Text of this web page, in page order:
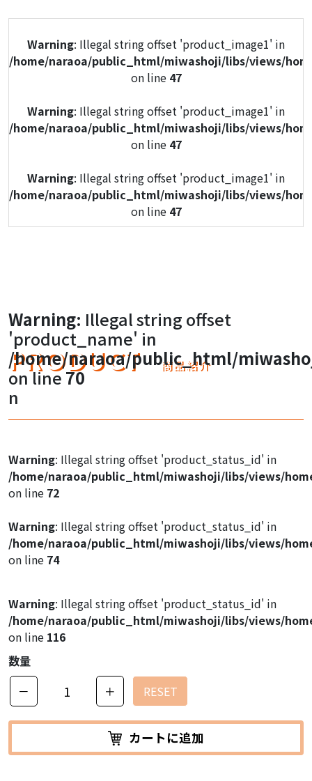
PRODUCT 商品紹介
Warning: Illegal string offset 'product_image1' in
/home/naraoa/public_html/miwashoji/libs/views/
on line 47
Warning: Illegal string offset 'product_image1' in
/home/naraoa/public_html/miwashoji/libs/views/
on line 47
Warning: Illegal string offset 'product_image1' in
/home/naraoa/public_html/miwashoji/libs/views/
on line 47
Warning
: Illegal string offset 'product_image1' in
/home/naraoa/public_html/miwashoji/libs/views/
on line
Warning: Illegal string offset 'product_image1' in
/home/naraoa/public_html/miwashoji/libs/views/
/home/naraoa/public_html/miwashoji/libs/views/
on line47
/home/naraoa/public_html/miwashoji/libs/views/
on line47
Warning: Illegal string offset
'product_name' in
/home/naraoa/public_html/
on line70
n
Warning: Illegal string offset 'product_status_id' in
/home/naraoa/public_html/miwashoji/libs/views/
on line 72
Warning: Illegal string offset 'product_status_id' in
/home/naraoa/public_html/miwashoji/libs/views/
on line 74
Warning: Illegal string offset 'product_status_id' in
/home/naraoa/public_html/miwashoji/libs/views/
on line 116
数量
－
＋ RESET
カートに追加